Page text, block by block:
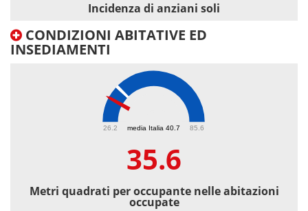
Incidenza di anziani soli
CONDIZIONI ABITATIVE ED
INSEDIAMENTI
media Italia 40.7
26.2 85.6
35.6
Metri quadrati per occupante nelle abitazioni
occupate